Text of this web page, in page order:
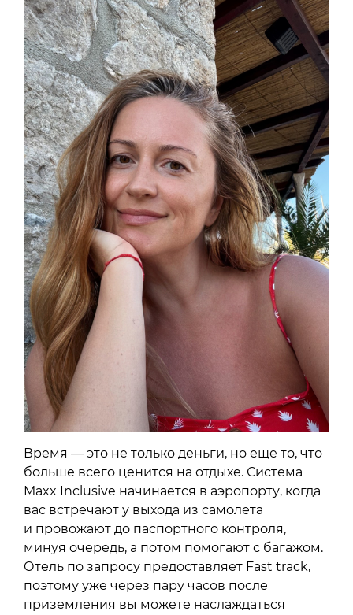
Время — это не только деньги, но еще то, что
больше всего ценится на отдыхе. Система
Maxx Inclusive начинается в аэропорту, когда
вас встречают у выхода из самолета
и провожают до паспортного контроля,
минуя очередь, а потом помогают с багажом.
Отель по запросу предоставляет Fast track,
поэтому уже через пару часов после
приземления вы можете наслаждаться